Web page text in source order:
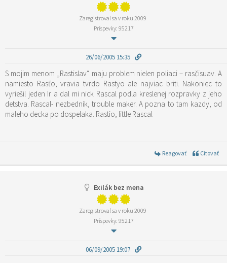
Zaregistroval sa v roku 2009
Príspevky: 95217
26/06/2005 15:35
S mojim menom „Rastislav“ maju problem nielen poliaci – rasčisuav. A
namiesto Rasťo, vravia tvrdo Rastyo ale najviac briti. Nakoniec to
vyriešil jeden Ir a dal mi nick Rascal podla kreslenej rozpravky z jeho
detstva. Rascal- nezbednik, trouble maker. A pozna to tam kazdy, od
maleho decka po dospelaka. Rastio, little Rascal
Reagovať Citovať
Exilák bez mena
Zaregistroval sa v roku 2009
Príspevky: 95217
06/09/2005 19:07